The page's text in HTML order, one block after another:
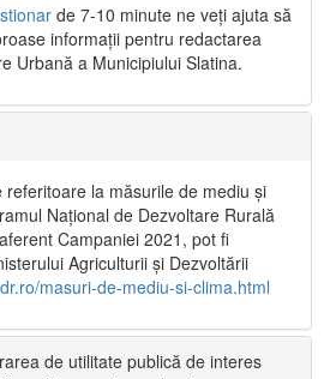
de 7-10 minute ne veți ajuta să
informații pentru redactarea
Urbană a Municipiului Slatina.
referitoare la măsurile de mediu și
Național de Dezvoltare Rurală
Campaniei 2021, pot fi
Agriculturii și Dezvoltării
masuri-de-mediu-si-clima.html
de utilitate publică de interes